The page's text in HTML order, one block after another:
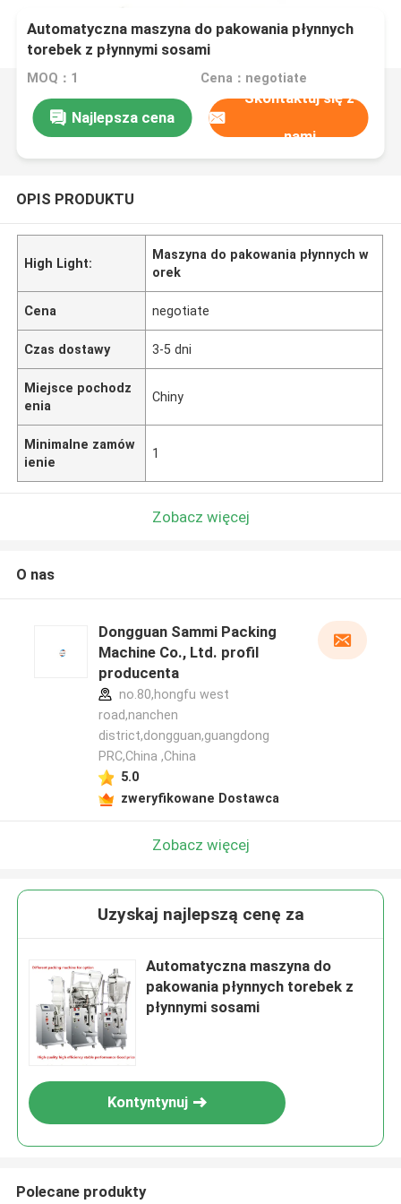
Automatyczna maszyna do pakowania płynnych
torebek z płynnymi sosami
MOQ：1 Cena：negotiate
Najlepsza cena
Skontaktuj się z
nami
OPIS PRODUKTU
High Light:
Maszyna do pakowania płynnych w
orek
Cena negotiate
Czas dostawy 3-5 dni
Miejsce pochodz
enia
Chiny
Minimalne zamów
ienie
1
Zobacz więcej
O nas
Dongguan Sammi Packing
Machine Co., Ltd. profil
producenta
no.80,hongfu west
road,nanchen
district,dongguan,guangdong
PRC,China ,China
5.0
zweryfikowane Dostawca
Zobacz więcej
Uzyskaj najlepszą cenę za
Automatyczna maszyna do
pakowania płynnych torebek z
płynnymi sosami
Kontyntynuj
Polecane produkty